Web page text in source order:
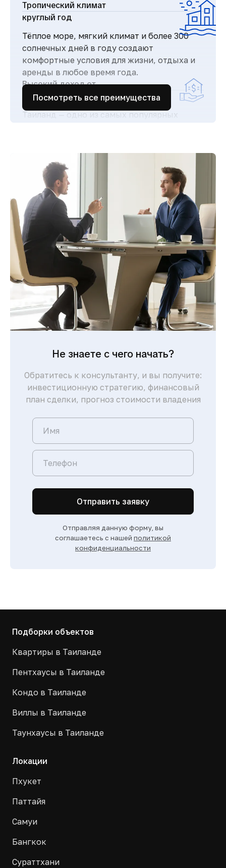
Тропический климат
круглый год
Тёплое море, мягкий климат и более 300
солнечных дней в году создают
комфортные условия для жизни, отдыха и
аренды в любое время года.
Высокий доход от
аренды
Таиланд — одно из самых популярных
высокий спрос на аренду недвижимости.
Простая и прозрачная
покупка
Понятная процедура покупки для
иностранцев и сопровождение юристов
делают сделки быстрыми и безопасными.
Комфортная жизнь и
развитая
инфраструктура
Современные больницы, международные
школы, торговые центры и высокий
уровень сервиса обеспечивают комфорт
для жизни и отдыха.
Посмотреть все преимущества
Не знаете с чего начать?
Обратитесь к консультанту, и вы получите:
инвестиционную стратегию, финансовый
план сделки, прогноз стоимости владения
Отправить заявку
Отправляя данную форму, вы
соглашаетесь с нашей политикой
конфиденциальности
Подборки объектов
Квартиры в Таиланде
Пентхаусы в Таиланде
Кондо в Таиланде
Виллы в Таиланде
Таунхаусы в Таиланде
Локации
Пхукет
Паттайя
Самуи
Бангкок
Сураттхани